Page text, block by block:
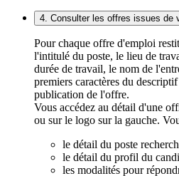
4. Consulter les offres issues de
Pour chaque offre d'emploi
l'intitulé du poste, le lieu de
durée de travail, le nom de
premiers caractères du
publication de l'offre.
Vous accédez au détail d'une
ou sur le logo sur la gauche.
le détail du poste
le détail du profil du
les modalités pour